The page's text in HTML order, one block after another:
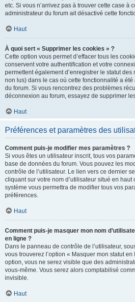
etc. Si vous n’arrivez pas à trouver cette case à
administrateur du forum ait désactivé cette
Haut
À quoi sert « Supprimer les cookies » ?
Cette option vous permet d’effacer tous les
conservent votre authentification et votre
permettent également d’enregistrer le statut des
non lus) dans le cas où cette fonctionnalité a
du forum. Si vous rencontrez des problèmes
déconnexion au forum, essayez de supprimer
Haut
Préférences et paramètres des
Comment puis-je modifier mes paramètres ?
Si vous êtes un utilisateur inscrit, tous vos
base de données du forum. Vous pouvez les
contrôle de l’utilisateur. Le lien vers ce dernier
cliquant sur votre nom d’utilisateur situé en haut
système vous permettra de modifier tous vos
préférences.
Haut
Comment puis-je masquer mon nom
en ligne ?
Dans le panneau de contrôle de l’utilisateur,
vous trouverez l’option « Masquer mon statut
option, vous ne serez visible que des
vous-même. Vous serez alors comptabilisé
invisible.
Haut